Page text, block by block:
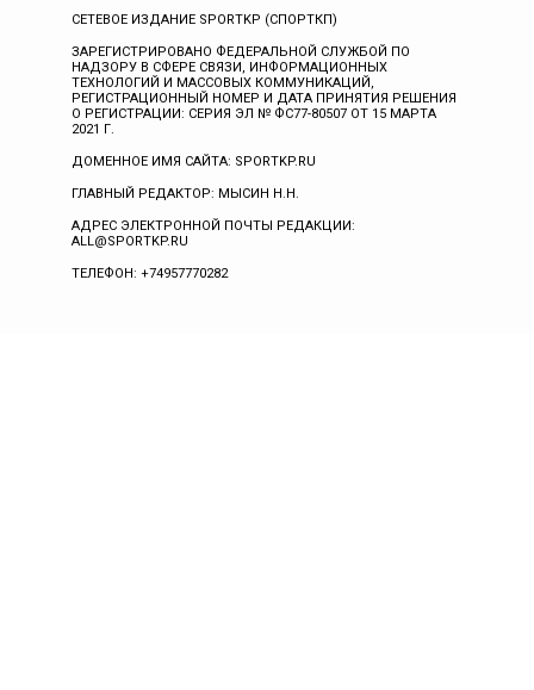
СЕТЕВОЕ ИЗДАНИЕ SPORTKP (СПОРТКП)
ЗАРЕГИСТРИРОВАНО ФЕДЕРАЛЬНОЙ СЛУЖБОЙ ПО
НАДЗОРУ В СФЕРЕ СВЯЗИ, ИНФОРМАЦИОННЫХ
ТЕХНОЛОГИЙ И МАССОВЫХ КОММУНИКАЦИЙ,
РЕГИСТРАЦИОННЫЙ НОМЕР И ДАТА ПРИНЯТИЯ РЕШЕНИЯ
О РЕГИСТРАЦИИ: СЕРИЯ ЭЛ № ФС77-80507 ОТ 15 МАРТА
2021 Г.
ДОМЕННОЕ ИМЯ САЙТА: SPORTKP.RU
ГЛАВНЫЙ РЕДАКТОР: МЫСИН Н.Н.
АДРЕС ЭЛЕКТРОННОЙ ПОЧТЫ РЕДАКЦИИ:
ALL@SPORTKP.RU
ТЕЛЕФОН: +74957770282